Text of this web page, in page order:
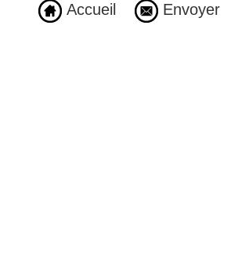
Accueil Envoyer